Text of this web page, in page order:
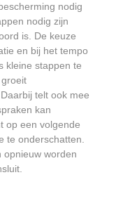
nodig
nodig zijn
is. De keuze
en bij het tempo
kleine stappen te
telt ook mee
kan
op een volgende
te onderschatten.
opnieuw worden